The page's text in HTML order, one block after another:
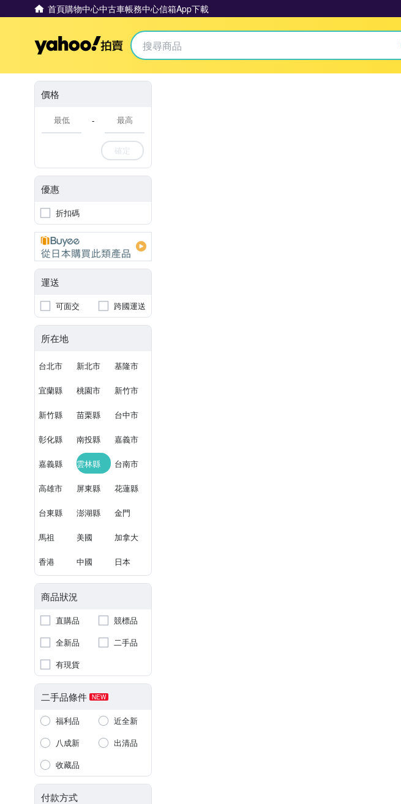
首頁購物中心中古車帳務中心信箱App下載
Yahoo拍賣
價格
-
確定
優惠
折扣碼
運送
可面交 跨國運送
所在地
台北市 新北市 基隆市
宜蘭縣 桃園市 新竹市
新竹縣 苗栗縣 台中市
彰化縣 南投縣 嘉義市
嘉義縣 雲林縣 台南市
高雄市 屏東縣 花蓮縣
台東縣 澎湖縣 金門
馬祖 美國 加拿大
香港 中國 日本
商品狀況
直購品
競標品
全新品
二手品
有現貨
二手品條件 NEW
福利品
近全新
八成新
出清品
收藏品
付款方式